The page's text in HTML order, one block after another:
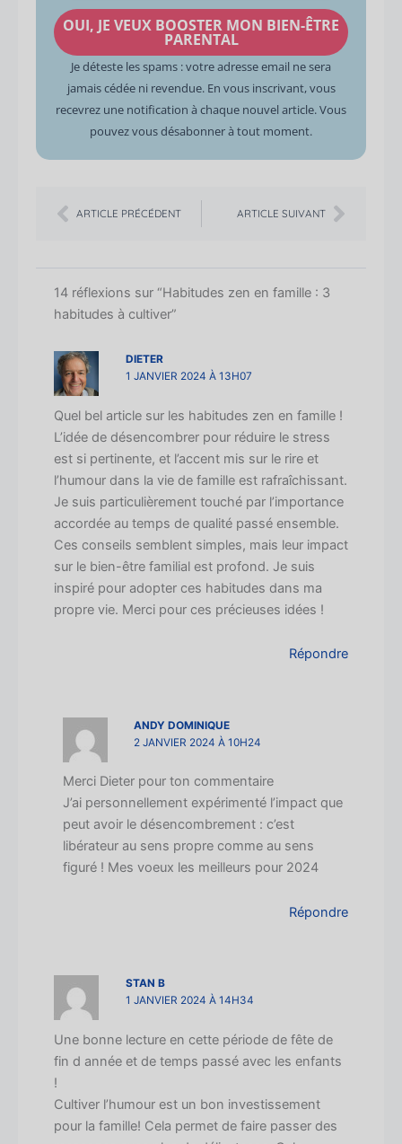
e-
mail
OUI, JE VEUX BOOSTER MON BIEN-ÊTRE
PARENTAL
Je déteste les spams : votre adresse email ne sera
jamais cédée ni revendue. En vous inscrivant, vous
recevrez une notification à chaque nouvel article. Vous
pouvez vous désabonner à tout moment.
Précédent
ARTICLE PRÉCÉDENT ARTICLE SUIVANT
14 réflexions sur “Habitudes zen en famille : 3
habitudes à cultiver”
DIETER
1 JANVIER 2024 À 13H07
Quel bel article sur les habitudes zen en famille !
L’idée de désencombrer pour réduire le stress
est si pertinente, et l’accent mis sur le rire et
l’humour dans la vie de famille est rafraîchissant.
Je suis particulièrement touché par l’importance
accordée au temps de qualité passé ensemble.
Ces conseils semblent simples, mais leur impact
sur le bien-être familial est profond. Je suis
inspiré pour adopter ces habitudes dans ma
propre vie. Merci pour ces précieuses idées !
Répondre
ANDY DOMINIQUE
2 JANVIER 2024 À 10H24
Merci Dieter pour ton commentaire
J’ai personnellement expérimenté l’impact que
peut avoir le désencombrement : c’est
libérateur au sens propre comme au sens
figuré ! Mes voeux les meilleurs pour 2024
Répondre
STAN B
1 JANVIER 2024 À 14H34
Une bonne lecture en cette période de fête de
fin d année et de temps passé avec les enfants
!
Cultiver l’humour est un bon investissement
pour la famille! Cela permet de faire passer des